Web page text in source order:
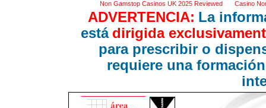
Non Gamstop Casinos UK 2025 Reviewed Casino
ADVERTENCIA: La
está dirigida
para prescribir o
requiere una